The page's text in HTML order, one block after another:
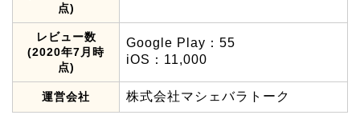
点)
レビュー数
(2020年7月時
点)
Google Play：55
iOS：11,000
運営会社 株式会社マシェバラトーク